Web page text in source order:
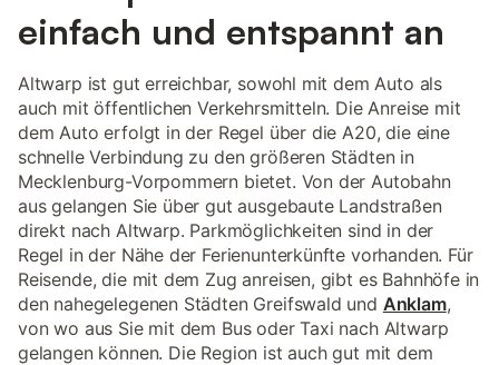
einfach und entspannt an
Altwarp ist gut erreichbar, sowohl mit dem Auto als
auch mit öffentlichen Verkehrsmitteln. Die Anreise mit
dem Auto erfolgt in der Regel über die A20, die eine
schnelle Verbindung zu den größeren Städten in
Mecklenburg-Vorpommern bietet. Von der Autobahn
aus gelangen Sie über gut ausgebaute Landstraßen
direkt nach Altwarp. Parkmöglichkeiten sind in der
Regel in der Nähe der Ferienunterkünfte vorhanden. Für
Reisende, die mit dem Zug anreisen, gibt es Bahnhöfe in
den nahegelegenen Städten Greifswald und Anklam,
von wo aus Sie mit dem Bus oder Taxi nach Altwarp
gelangen können. Die Region ist auch gut mit dem